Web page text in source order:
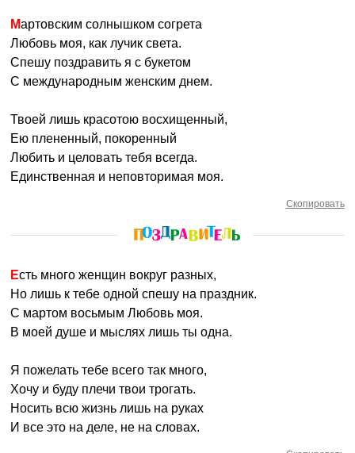
Мартовским солнышком согрета
Любовь моя, как лучик света.
Спешу поздравить я с букетом
С международным женским днем.
Твоей лишь красотою восхищенный,
Ею плененный, покоренный
Любить и целовать тебя всегда.
Единственная и неповторимая моя.
Скопировать
Есть много женщин вокруг разных,
Но лишь к тебе одной спешу на праздник.
С мартом восьмым Любовь моя.
В моей душе и мыслях лишь ты одна.
Я пожелать тебе всего так много,
Хочу и буду плечи твои трогать.
Носить всю жизнь лишь на руках
И все это на деле, не на словах.